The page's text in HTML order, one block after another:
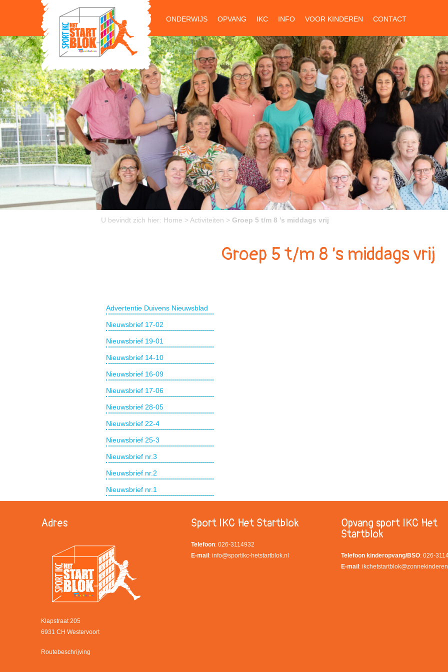
ONDERWIJS OPVANG IKC INFO VOOR KINDEREN CONTACT
U bevindt zich hier: Home > Activiteiten > Groep 5 t/m 8 ’s middags vrij
Groep 5 t/m 8 ’s middags vrij
Advertentie Duivens Nieuwsblad
Nieuwsbrief 17-02
Nieuwsbrief 19-01
Nieuwsbrief 14-10
Nieuwsbrief 16-09
Nieuwsbrief 17-06
Nieuwsbrief 28-05
Nieuwsbrief 22-4
Nieuwsbrief 25-3
Nieuwsbrief nr.3
Nieuwsbrief nr.2
Nieuwsbrief nr.1
Adres
Klapstraat 205
6931 CH Westervoort
Routebeschrijving
Sport IKC Het Startblok
Telefoon: 026-3114932
E-mail : info@sportikc-hetstartblok.nl
Opvang sport IKC Het
Startblok
Telefoon kinderopvang/BSO: 026-
E-mail :